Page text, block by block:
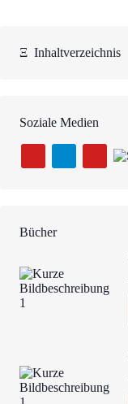
Ξ Inhaltverzeichnis
Soziale Medien
Bücher